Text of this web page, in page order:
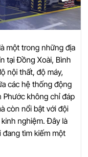
một trong những địa
tại Đồng Xoài, Bình
nội thất, độ máy,
các hệ thống động
không chỉ đáp
còn nổi bật với đội
nghiệm. Đây là
đang tìm kiếm một